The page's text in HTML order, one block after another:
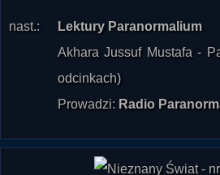
nast.:
Lektury Paranormalium
Akhara Jussuf Mustafa -
odcinkach)
Prowadzi: Radio